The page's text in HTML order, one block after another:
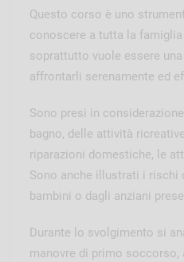
Questo corso è uno
conoscere a tutta la
soprattutto vuole essere
affrontarli serenamente ed
Sono presi in
bagno, delle attività
riparazioni domestiche, le
Sono anche illustrati i rischi
bambini o dagli anziani
Durante lo svolgimento si
manovre di primo soccorso,